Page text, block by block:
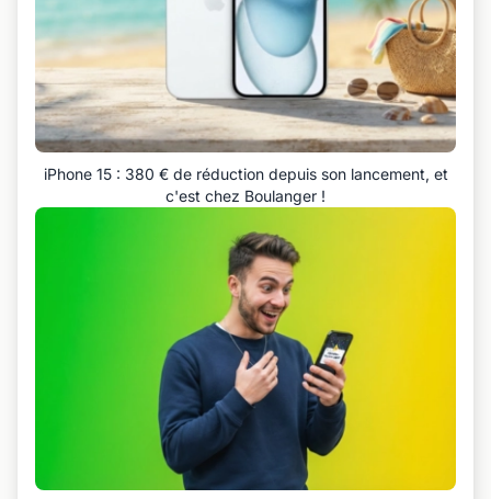
iPhone 15 : 380 € de réduction depuis son lancement, et
c'est chez Boulanger !